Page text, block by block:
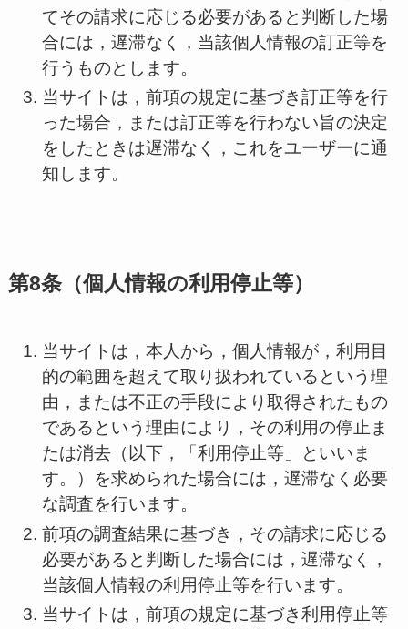
てその請求に応じる必要があると判断した場
合には，遅滞なく，当該個人情報の訂正等を
行うものとします。
当サイトは，前項の規定に基づき訂正等を行
った場合，または訂正等を行わない旨の決定
をしたときは遅滞なく，これをユーザーに通
知します。
第8条（個人情報の利用停止等）
当サイトは，本人から，個人情報が，利用目
的の範囲を超えて取り扱われているという理
由，または不正の手段により取得されたもの
であるという理由により，その利用の停止ま
たは消去（以下，「利用停止等」といいま
す。）を求められた場合には，遅滞なく必要
な調査を行います。
前項の調査結果に基づき，その請求に応じる
必要があると判断した場合には，遅滞なく，
当該個人情報の利用停止等を行います。
当サイトは，前項の規定に基づき利用停止等